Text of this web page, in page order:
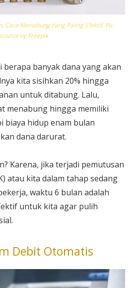
Cara Menabung Yang Paling Efektif. Pic
source by Freepik
banyak dana yang akan
kita sisihkan 20% hingga
untuk ditabung. Lalu,
menabung hingga memiliki
biaya hidup enam bulan
dana darurat.
Karena, jika terjadi pemutusan
atau kita dalam tahap sedang
waktu 6 bulan adalah
untuk kita agar pulih
Debit Otomatis